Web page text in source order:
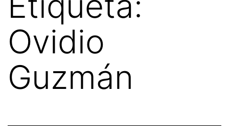
Ovidio
Guzmán